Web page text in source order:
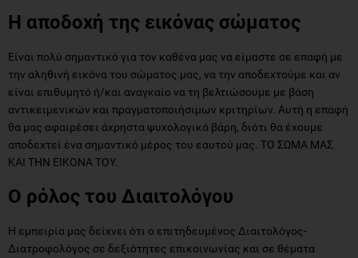
Η αποδοχή της εικόνας σώματος
Είναι πολύ σημαντικό για τον καθένα μας να είμαστε σε επαφή με
την αληθινή εικόνα του σώματος μας, να την αποδεχτούμε και αν
είναι επιθυμητό ή/και αναγκαίο να τη βελτιώσουμε με βάση
αντικειμενικών και πραγματοποιήσιμων κριτηρίων. Αυτή η επαφή
θα μας αφαιρέσει άχρηστα ψυχολογικά βάρη, διότι θα έχουμε
αποδεχτεί ένα σημαντικό μέρος του εαυτού μας. ΤΟ ΣΩΜΑ ΜΑΣ
ΚΑΙ ΤΗΝ ΕΙΚΟΝΑ ΤΟΥ.
Ο ρόλος του Διαιτολόγου
Η εμπειρία μας δείχνει ότι ο επιτηδευμένος Διαιτολόγος-
Διατροφολόγος σε δεξιότητες επικοινωνίας και σε θέματα